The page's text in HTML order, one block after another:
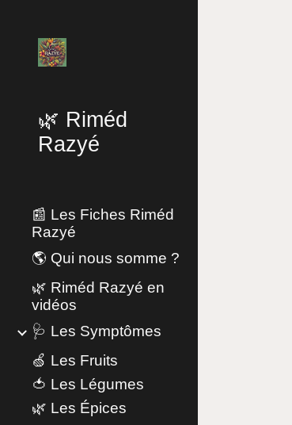
🌿 Riméd
Razyé
📰 Les Fiches Riméd
Razyé
🌎 Qui nous somme ?
🌿 Riméd Razyé en
vidéos
🩺 Les Symptômes
🍏 Les Fruits
🍅 Les Légumes
🌿 Les Épices